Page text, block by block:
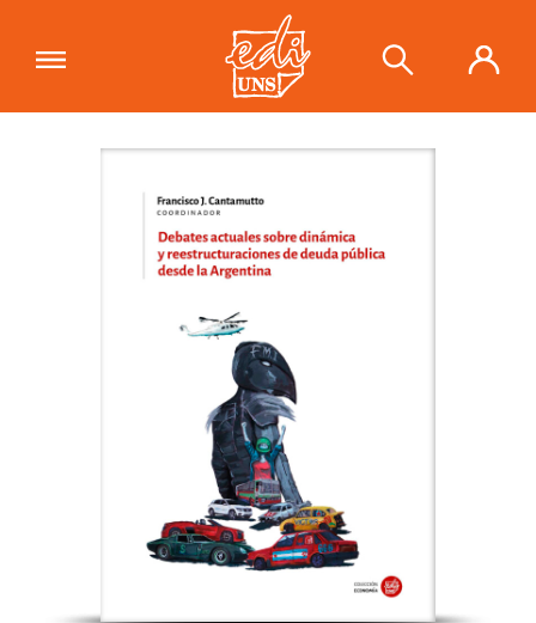
"Debates actuales sobre dinámica y
desde la Argentina"se ha añadido a
tu carrito.